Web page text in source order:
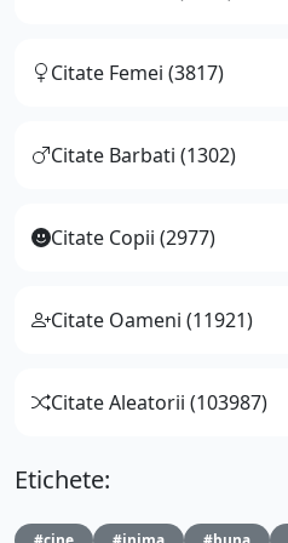
Citate Femei (3817)
Citate Barbati (1302)
Citate Copii (2977)
Citate Oameni (11921)
Citate Aleatorii (103987)
Etichete: